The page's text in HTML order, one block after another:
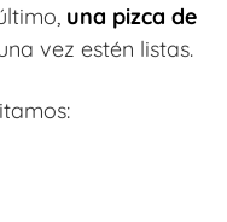
una pizca de
vez estén listas.